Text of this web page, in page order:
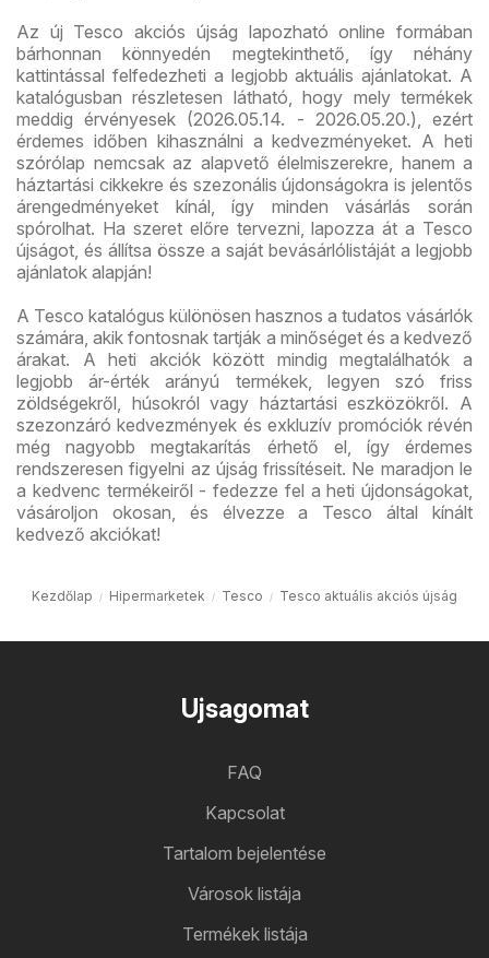
Az új Tesco akciós újság lapozható online formában
bárhonnan könnyedén megtekinthető, így néhány
kattintással felfedezheti a legjobb aktuális ajánlatokat. A
katalógusban részletesen látható, hogy mely termékek
meddig érvényesek (2026.05.14. - 2026.05.20.), ezért
érdemes időben kihasználni a kedvezményeket. A heti
szórólap nemcsak az alapvető élelmiszerekre, hanem a
háztartási cikkekre és szezonális újdonságokra is jelentős
árengedményeket kínál, így minden vásárlás során
spórolhat. Ha szeret előre tervezni, lapozza át a Tesco
újságot, és állítsa össze a saját bevásárlólistáját a legjobb
ajánlatok alapján!
A Tesco katalógus különösen hasznos a tudatos vásárlók
számára, akik fontosnak tartják a minőséget és a kedvező
árakat. A heti akciók között mindig megtalálhatók a
legjobb ár-érték arányú termékek, legyen szó friss
zöldségekről, húsokról vagy háztartási eszközökről. A
szezonzáró kedvezmények és exkluzív promóciók révén
még nagyobb megtakarítás érhető el, így érdemes
rendszeresen figyelni az újság frissítéseit. Ne maradjon le
a kedvenc termékeiről - fedezze fel a heti újdonságokat,
vásároljon okosan, és élvezze a Tesco által kínált
kedvező akciókat!
Kezdőlap Hipermarketek Tesco Tesco aktuális akciós újság
Ujsagomat
FAQ
Kapcsolat
Tartalom bejelentése
Városok listája
Termékek listája